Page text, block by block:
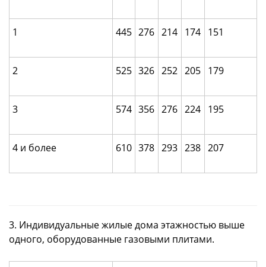
1 445 276 214 174 151
2 525 326 252 205 179
3 574 356 276 224 195
4 и более 610 378 293 238 207
3. Индивидуальные жилые дома этажностью выше
одного, оборудованные газовыми плитами.